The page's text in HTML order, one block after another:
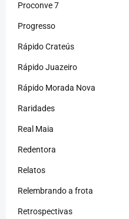
Proconve 7
Progresso
Rápido Crateús
Rápido Juazeiro
Rápido Morada Nova
Raridades
Real Maia
Redentora
Relatos
Relembrando a frota
Retrospectivas